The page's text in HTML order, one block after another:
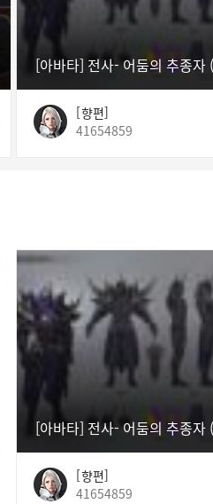
[아바타] 전사- 어둠의 추종자
향편
41654859
[아바타] 전사- 어둠의 추종자
향편
41654859